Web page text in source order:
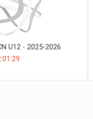
U12 - 2025-2026